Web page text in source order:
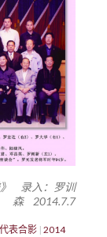
》 录入：罗训
森 2014.7.7
表合影 2014